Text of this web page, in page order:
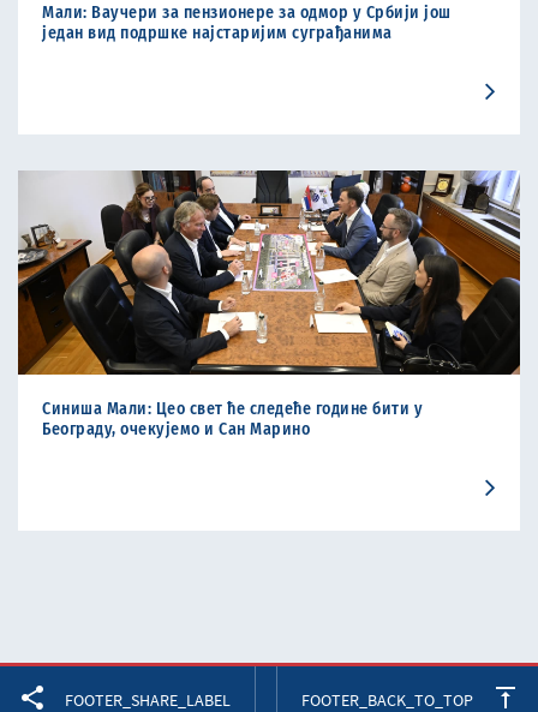
Мали: Ваучери за пензионере за одмор у Србији још
један вид подршке најстаријим суграђанима
Синиша Мали: Цео свет ће следеће године бити у
Београду, очекујемо и Сан Марино
FOOTER_SHARE_LABEL FOOTER_BACK_TO_TOP